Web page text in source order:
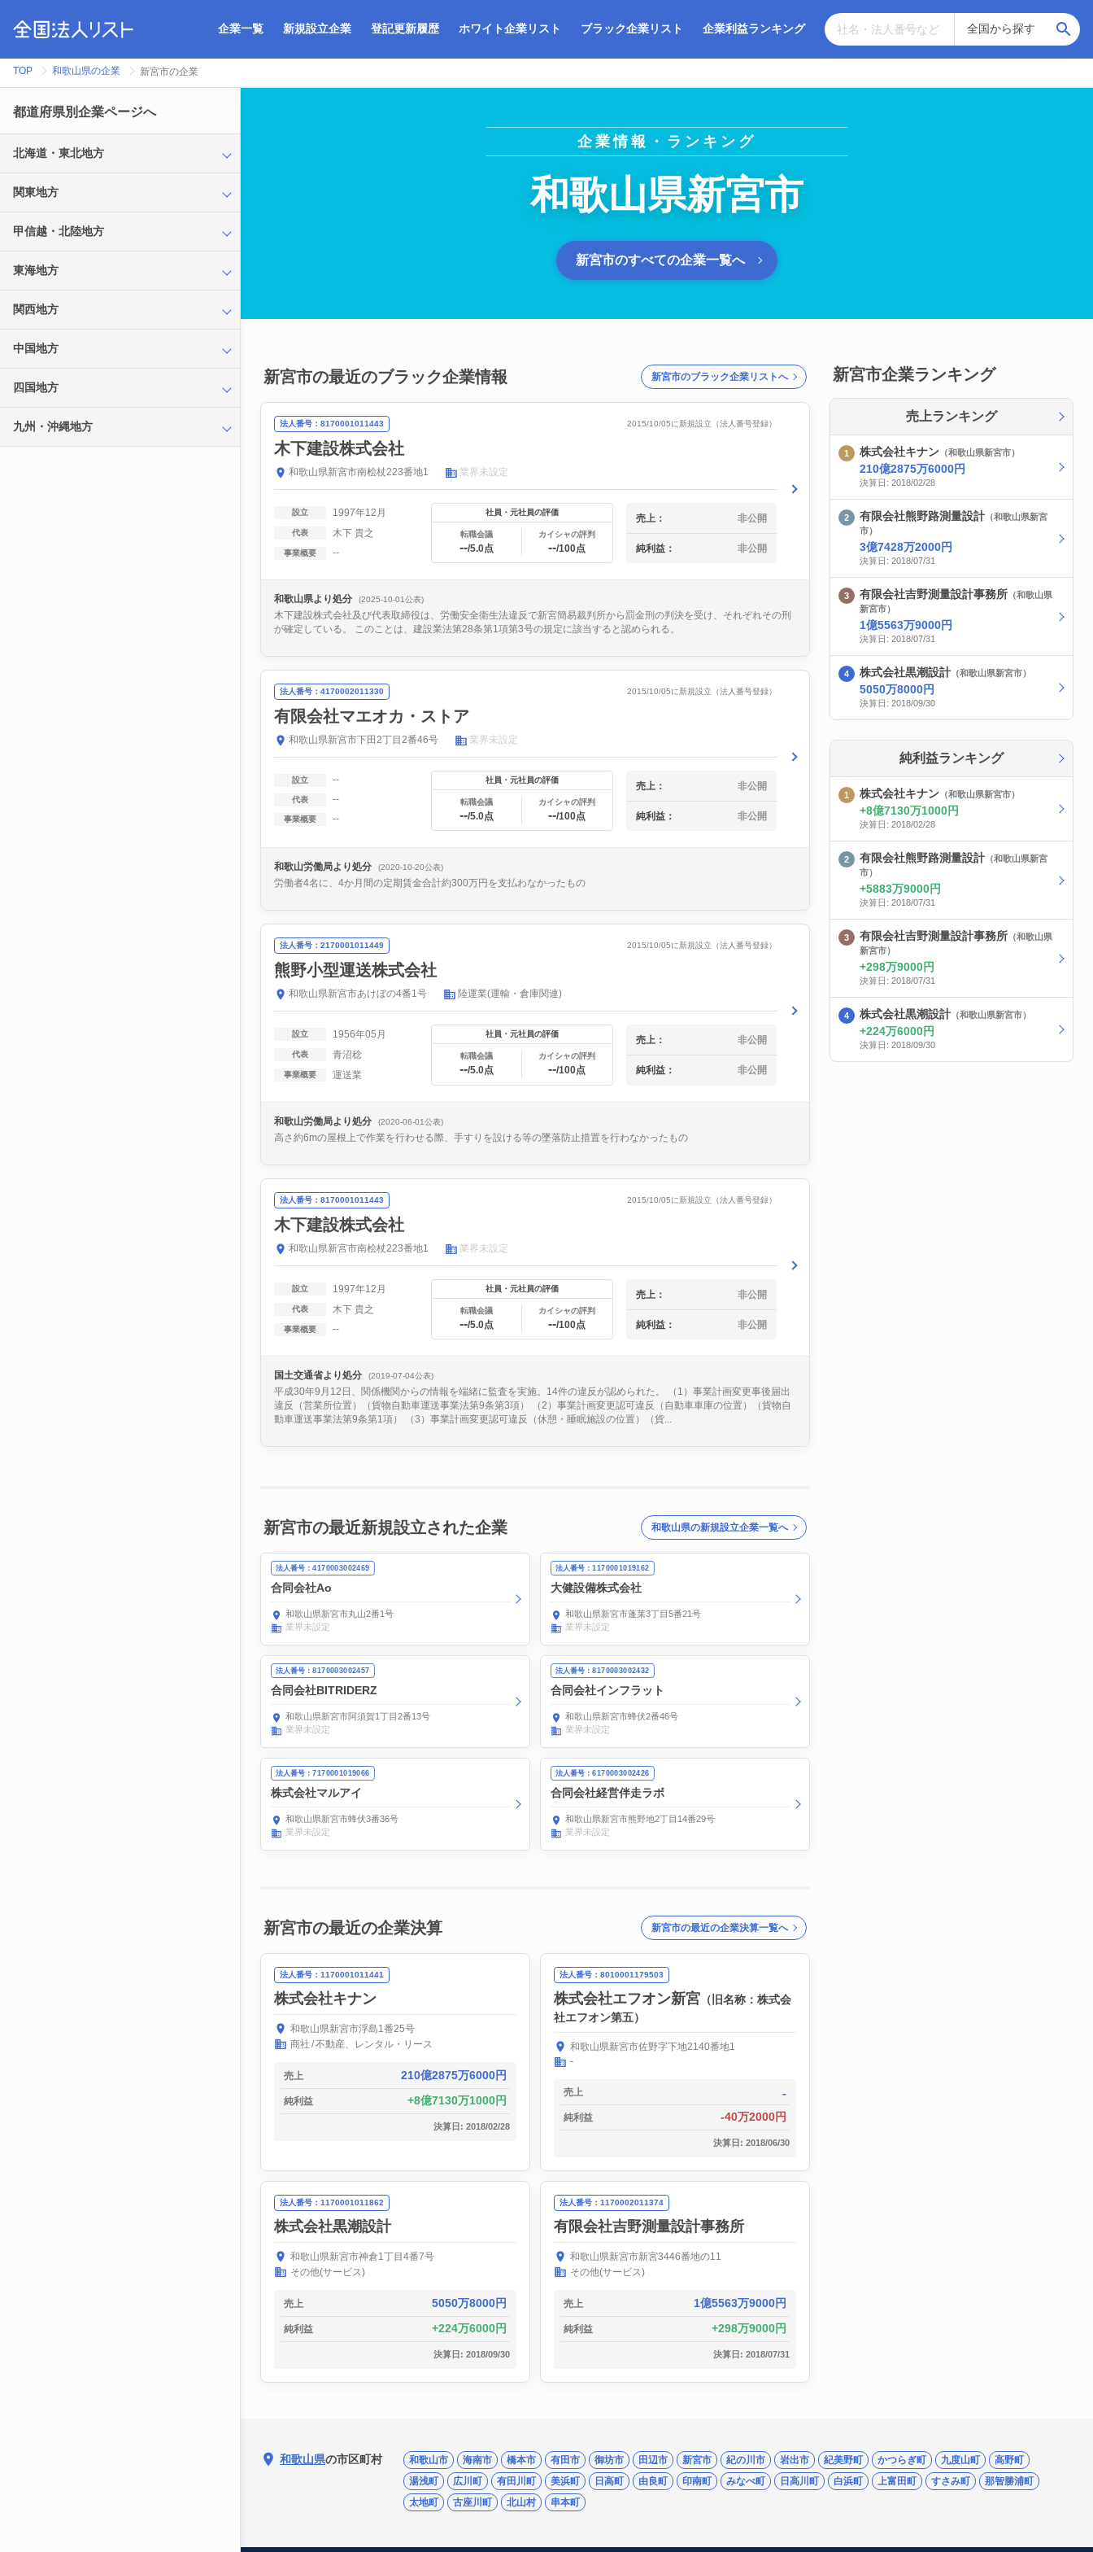
企業一覧 新規設立企業 登記更新履歴 ホワイト企業リスト ブラック企業リスト 企業利益ランキング
TOP 和歌山県の企業 新宮市の企業
都道府県別企業ページへ
北海道・東北地方
関東地方
甲信越・北陸地方
東海地方
関西地方
中国地方
四国地方
九州・沖縄地方
企業情報・ランキング
和歌山県新宮市
新宮市のすべての企業一覧へ
新宮市の最近のブラック企業情報 新宮市のブラック企業リストへ
法人番号：8170001011443 2015/10/05に新規設立（法人番号登録）
木下建設株式会社
和歌山県新宮市南桧杖223番地1 業界未設定
設立 1997年12月
代表 木下 貴之
事業概要 --
社員・元社員の評価
転職会議
--/5.0点
カイシャの評判
--/100点
売上： 非公開
純利益： 非公開
和歌山県より処分 (2025-10-01公表)
木下建設株式会社及び代表取締役は、労働安全衛生法違反で新宮簡易裁判所から罰金刑の判決を受け、それぞれその刑
が確定している。 このことは、建設業法第28条第1項第3号の規定に該当すると認められる。
法人番号：4170002011330 2015/10/05に新規設立（法人番号登録）
有限会社マエオカ・ストア
和歌山県新宮市下田2丁目2番46号 業界未設定
設立 --
代表 --
事業概要 --
社員・元社員の評価
転職会議
--/5.0点
カイシャの評判
--/100点
売上： 非公開
純利益： 非公開
和歌山労働局より処分 (2020-10-20公表)
労働者4名に、4か月間の定期賃金合計約300万円を支払わなかったもの
法人番号：2170001011449 2015/10/05に新規設立（法人番号登録）
熊野小型運送株式会社
和歌山県新宮市あけぼの4番1号 陸運業(運輸・倉庫関連)
設立 1956年05月
代表 青沼稔
事業概要 運送業
社員・元社員の評価
転職会議
--/5.0点
カイシャの評判
--/100点
売上： 非公開
純利益： 非公開
和歌山労働局より処分 (2020-06-01公表)
高さ約6mの屋根上で作業を行わせる際、手すりを設ける等の墜落防止措置を行わなかったもの
法人番号：8170001011443 2015/10/05に新規設立（法人番号登録）
木下建設株式会社
和歌山県新宮市南桧杖223番地1 業界未設定
設立 1997年12月
代表 木下 貴之
事業概要 --
社員・元社員の評価
転職会議
--/5.0点
カイシャの評判
--/100点
売上： 非公開
純利益： 非公開
国土交通省より処分 (2019-07-04公表)
平成30年9月12日、関係機関からの情報を端緒に監査を実施。14件の違反が認められた。 （1）事業計画変更事後届出
違反（営業所位置）（貨物自動車運送事業法第9条第3項） （2）事業計画変更認可違反（自動車車庫の位置）（貨物自
動車運送事業法第9条第1項） （3）事業計画変更認可違反（休憩・睡眠施設の位置）（貨...
新宮市の最近新規設立された企業 和歌山県の新規設立企業一覧へ
法人番号：4170003002469
合同会社Ao
和歌山県新宮市丸山2番1号
業界未設定
法人番号：1170001019162
大健設備株式会社
和歌山県新宮市蓬莱3丁目5番21号
業界未設定
法人番号：8170003002457
合同会社BITRIDERZ
和歌山県新宮市阿須賀1丁目2番13号
業界未設定
法人番号：8170003002432
合同会社インフラット
和歌山県新宮市蜂伏2番46号
業界未設定
法人番号：7170001019066
株式会社マルアイ
和歌山県新宮市蜂伏3番36号
業界未設定
法人番号：6170003002426
合同会社経営伴走ラボ
和歌山県新宮市熊野地2丁目14番29号
業界未設定
新宮市の最近の企業決算 新宮市の最近の企業決算一覧へ
法人番号：1170001011441
株式会社キナン
和歌山県新宮市浮島1番25号
商社 不動産、レンタル・リース
売上 210億2875万6000円
純利益 8億7130万1000円
決算日: 2018/02/28
法人番号：8010001179503
株式会社エフオン新宮 （旧名称：株式会
社エフオン第五）
和歌山県新宮市佐野字下地2140番地1
-
売上 -
純利益 -40万2000円
決算日: 2018/06/30
法人番号：1170001011862
株式会社黒潮設計
和歌山県新宮市神倉1丁目4番7号
その他(サービス)
売上 5050万8000円
純利益 224万6000円
決算日: 2018/09/30
法人番号：1170002011374
有限会社吉野測量設計事務所
和歌山県新宮市新宮3446番地の11
その他(サービス)
売上 1億5563万9000円
純利益 298万9000円
決算日: 2018/07/31
新宮市企業ランキング
売上ランキング
株式会社キナン （和歌山県新宮市）
210億2875万6000円
決算日: 2018/02/28
有限会社熊野路測量設計 （和歌山県新宮
市）
3億7428万2000円
決算日: 2018/07/31
有限会社吉野測量設計事務所 （和歌山県
新宮市）
1億5563万9000円
決算日: 2018/07/31
株式会社黒潮設計 （和歌山県新宮市）
5050万8000円
決算日: 2018/09/30
純利益ランキング
株式会社キナン （和歌山県新宮市）
8億7130万1000円
決算日: 2018/02/28
有限会社熊野路測量設計 （和歌山県新宮
市）
5883万9000円
決算日: 2018/07/31
有限会社吉野測量設計事務所 （和歌山県
新宮市）
298万9000円
決算日: 2018/07/31
株式会社黒潮設計 （和歌山県新宮市）
224万6000円
決算日: 2018/09/30
和歌山県の市区町村 和歌山市 海南市 橋本市 有田市 御坊市 田辺市 新宮市 紀の川市 岩出市 紀美野町 かつらぎ町 九度山町
高野町
湯浅町
広川町 有田川町 美浜町 日高町 由良町 印南町 みなべ町 日高川町 白浜町 上富田町 すさみ町
那智勝浦町
太地町
古座川町 北山村 串本町